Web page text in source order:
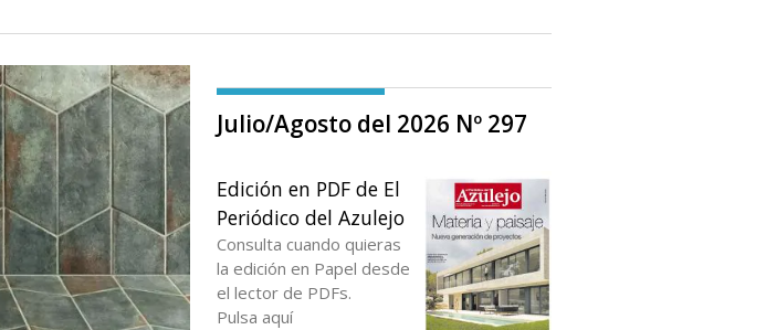
Julio/Agosto del 2026 Nº 297
Edición en PDF de El
Periódico del Azulejo
Consulta cuando quieras
la edición en Papel desde
el lector de PDFs.
Pulsa aquí